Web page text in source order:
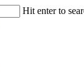
Hit enter to